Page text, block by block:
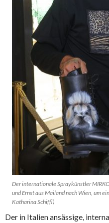
Der internationale Spraykünstler
und Ernst aus Mailand nach Wien, um
Katharina Schiffl)
Der in Italien ansässige,